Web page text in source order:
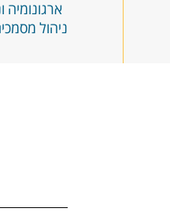
ארגונומיה
ניהול